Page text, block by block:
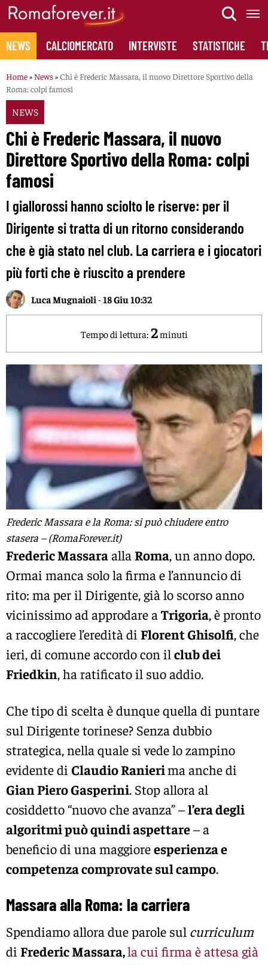
Skip
content
NEWS CALCIOMERCATO INTERVISTE STATISTICHE
Home» News»Chi è Frederic Massara, il nuovo Direttore Sportivo della
Roma: colpi famosi
NEWS
Chi è Frederic Massara, il nuovo
Direttore Sportivo della Roma: colpi
famosi
I giallorossi hanno sciolto le riserve: per il
Dirigente si tratta di un ritorno considerando
che è già stato nel club. La carriera e i giocatori
più forti che è riuscito a prendere
Luca Mugnaioli -18 Giu 10:32
Tempo di lettura: 2minuti
Frederic Massara e la Roma: si può chiudere entro
stasera – (RomaForever.it)
Frederic Massaraalla Roma, un anno dopo.
Ormai manca solo la firma e l’annuncio di
rito: ma per il Dirigente, già lo scorso anno
vicinissimo ad approdare a Trigoria, è pronto
a raccogliere l’eredità di Florent Ghisolfi, che
ieri, di comune accordo con il club dei
Friedkin, ha ratificato il suo addio.
Che tipo di scelta è dunque quella di puntare
sul Dirigente torinese? Senza dubbio
strategica, nella quale si vede lo zampino
evidente di Claudio Ranierima anche di
Gian Piero Gasperini. Stop allora al
cosiddetto “nuovo che avanza” –l’era degli
algoritmi può quindi aspettare– a
beneficio di una maggioreesperienza e
competenza comprovate sul campo.
Massara alla Roma: la carriera
Spendiamo allora due parole sul curriculum
di Frederic Massara,la cui firma è attesa già